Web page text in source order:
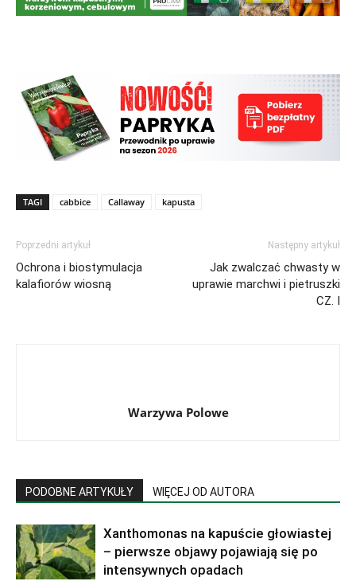
TAGI cabbice Callaway kapusta
Poprzedni artykuł
Ochrona i biostymulacja
kalafiorów wiosną
Następny artykuł
Jak zwalczać chwasty w
uprawie marchwi i pietruszki
CZ. I
Warzywa Polowe
PODOBNE ARTYKUŁY WIĘCEJ OD AUTORA
Xanthomonas na kapuście głowiastej
– pierwsze objawy pojawiają się po
intensywnych opadach